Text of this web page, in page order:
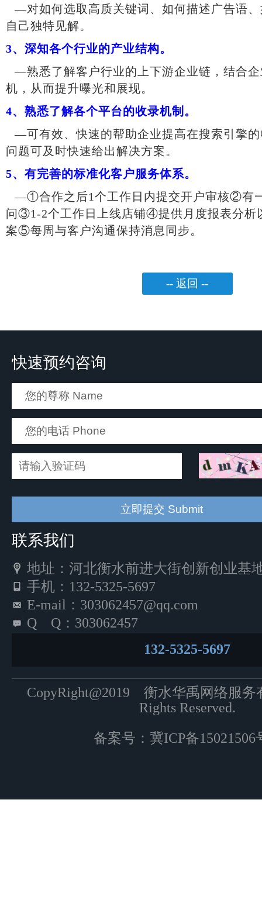
—对如何选取高质关键词、如何描述广告语
自己独特见解。
3、 深知各个行业的产业结构。
—熟悉了解客户行业的上下游企业链，结合
机，从而提升曝光和展现。
4、 熟悉了解各个平台的收录机制。
—可有效、快速的帮助企业提高在搜索引擎
问题可及时快速给出解决方案。
5、 有完善的标准化客户服务体系。
—①合作之后1个工作日内提交开户审核②有
问③1-2个工作日上线店铺④提供月度报表分析
案⑤每周与客户沟通保持消息同步。
-- 返回 --
快速预约咨询
联系我们
地址：河北衡水前进大街创新创业基
手机：132-5325-5697
E-mail：303062457@qq.com
Q Q：303062457
132-5325-5697
CopyRight@2019 衡水华禹网络服
Rights Reserved.
备案号： 冀ICP备15021506